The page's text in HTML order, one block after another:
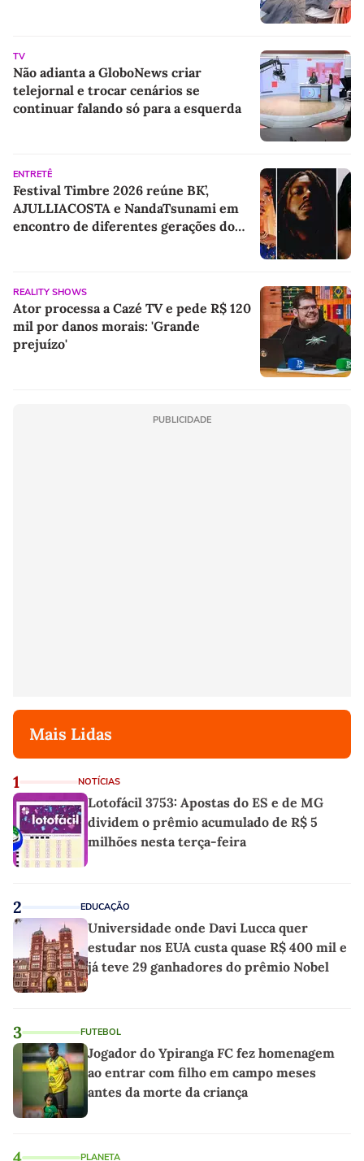
TV
Não adianta a GloboNews criar
telejornal e trocar cenários se
continuar falando só para a esquerda
ENTRETÊ
Festival Timbre 2026 reúne BK’,
AJULLIACOSTA e NandaTsunami em
encontro de diferentes gerações do
REALITY SHOWS
Ator processa a Cazé TV e pede R$ 120
mil por danos morais: 'Grande
prejuízo'
PUBLICIDADE
Mais Lidas
1 NOTÍCIAS
Lotofácil 3753: Apostas do ES e de MG
dividem o prêmio acumulado de R$ 5
milhões nesta terça-feira
2 EDUCAÇÃO
Universidade onde Davi Lucca quer
estudar nos EUA custa quase R$ 400 mil e
já teve 29 ganhadores do prêmio Nobel
3 FUTEBOL
Jogador do Ypiranga FC fez homenagem
ao entrar com filho em campo meses
antes da morte da criança
PLANETA